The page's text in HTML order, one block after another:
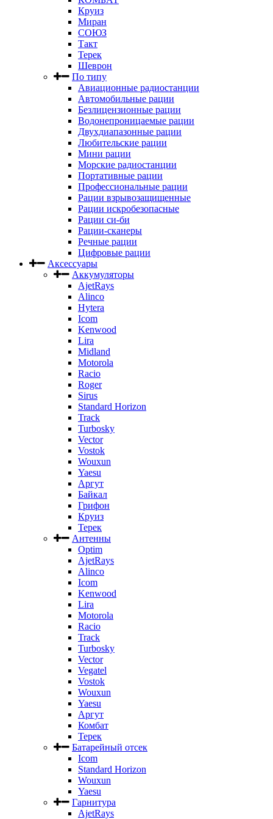
Круиз
Миран
СОЮЗ
Такт
Терек
Шеврон
По типу
Авиационные радиостанции
Автомобильные рации
Безлицензионные рации
Водонепроницаемые рации
Двухдиапазонные рации
Любительские рации
Мини рации
Морские радиостанции
Портативные рации
Профессиональные рации
Рации взрывозащищенные
Рации искробезопасные
Рации си-би
Рации-сканеры
Речные рации
Цифровые рации
Аксессуары
Аккумуляторы
AjetRays
Alinco
Hytera
Icom
Kenwood
Lira
Midland
Motorola
Racio
Roger
Sirus
Standard Horizon
Track
Turbosky
Vector
Vostok
Wouxun
Yaesu
Аргут
Байкал
Грифон
Круиз
Терек
Антенны
Optim
AjetRays
Alinco
Icom
Kenwood
Lira
Motorola
Racio
Track
Turbosky
Vector
Vegatel
Vostok
Wouxun
Yaesu
Аргут
Комбат
Терек
Батарейный отсек
Icom
Standard Horizon
Wouxun
Yaesu
Гарнитура
AjetRays